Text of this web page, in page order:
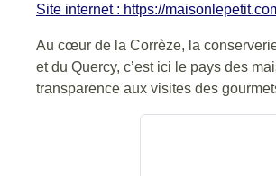
Site internet : https://
Au cœur de la Corrèze, la
et du Quercy, c’est ici le pays des
transparence aux visites des